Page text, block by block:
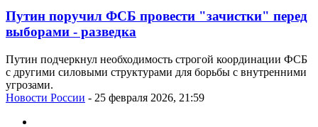
Путин поручил ФСБ провести "зачистки" перед
выборами - разведка
Путин подчеркнул необходимость строгой координации ФСБ
с другими силовыми структурами для борьбы с внутренними
угрозами.
Новости России - 25 февраля 2026, 21:59